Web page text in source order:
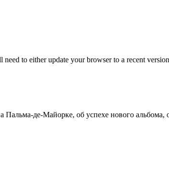
to either update your browser to a recent
Пальма-де-Майорке, об успехе нового